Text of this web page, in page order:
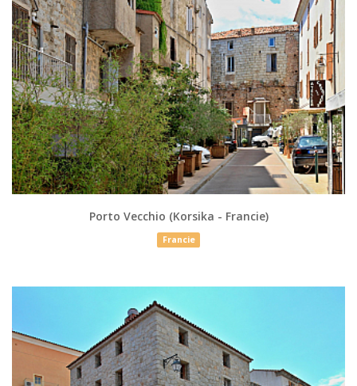
Porto Vecchio (Korsika - Francie)
Francie